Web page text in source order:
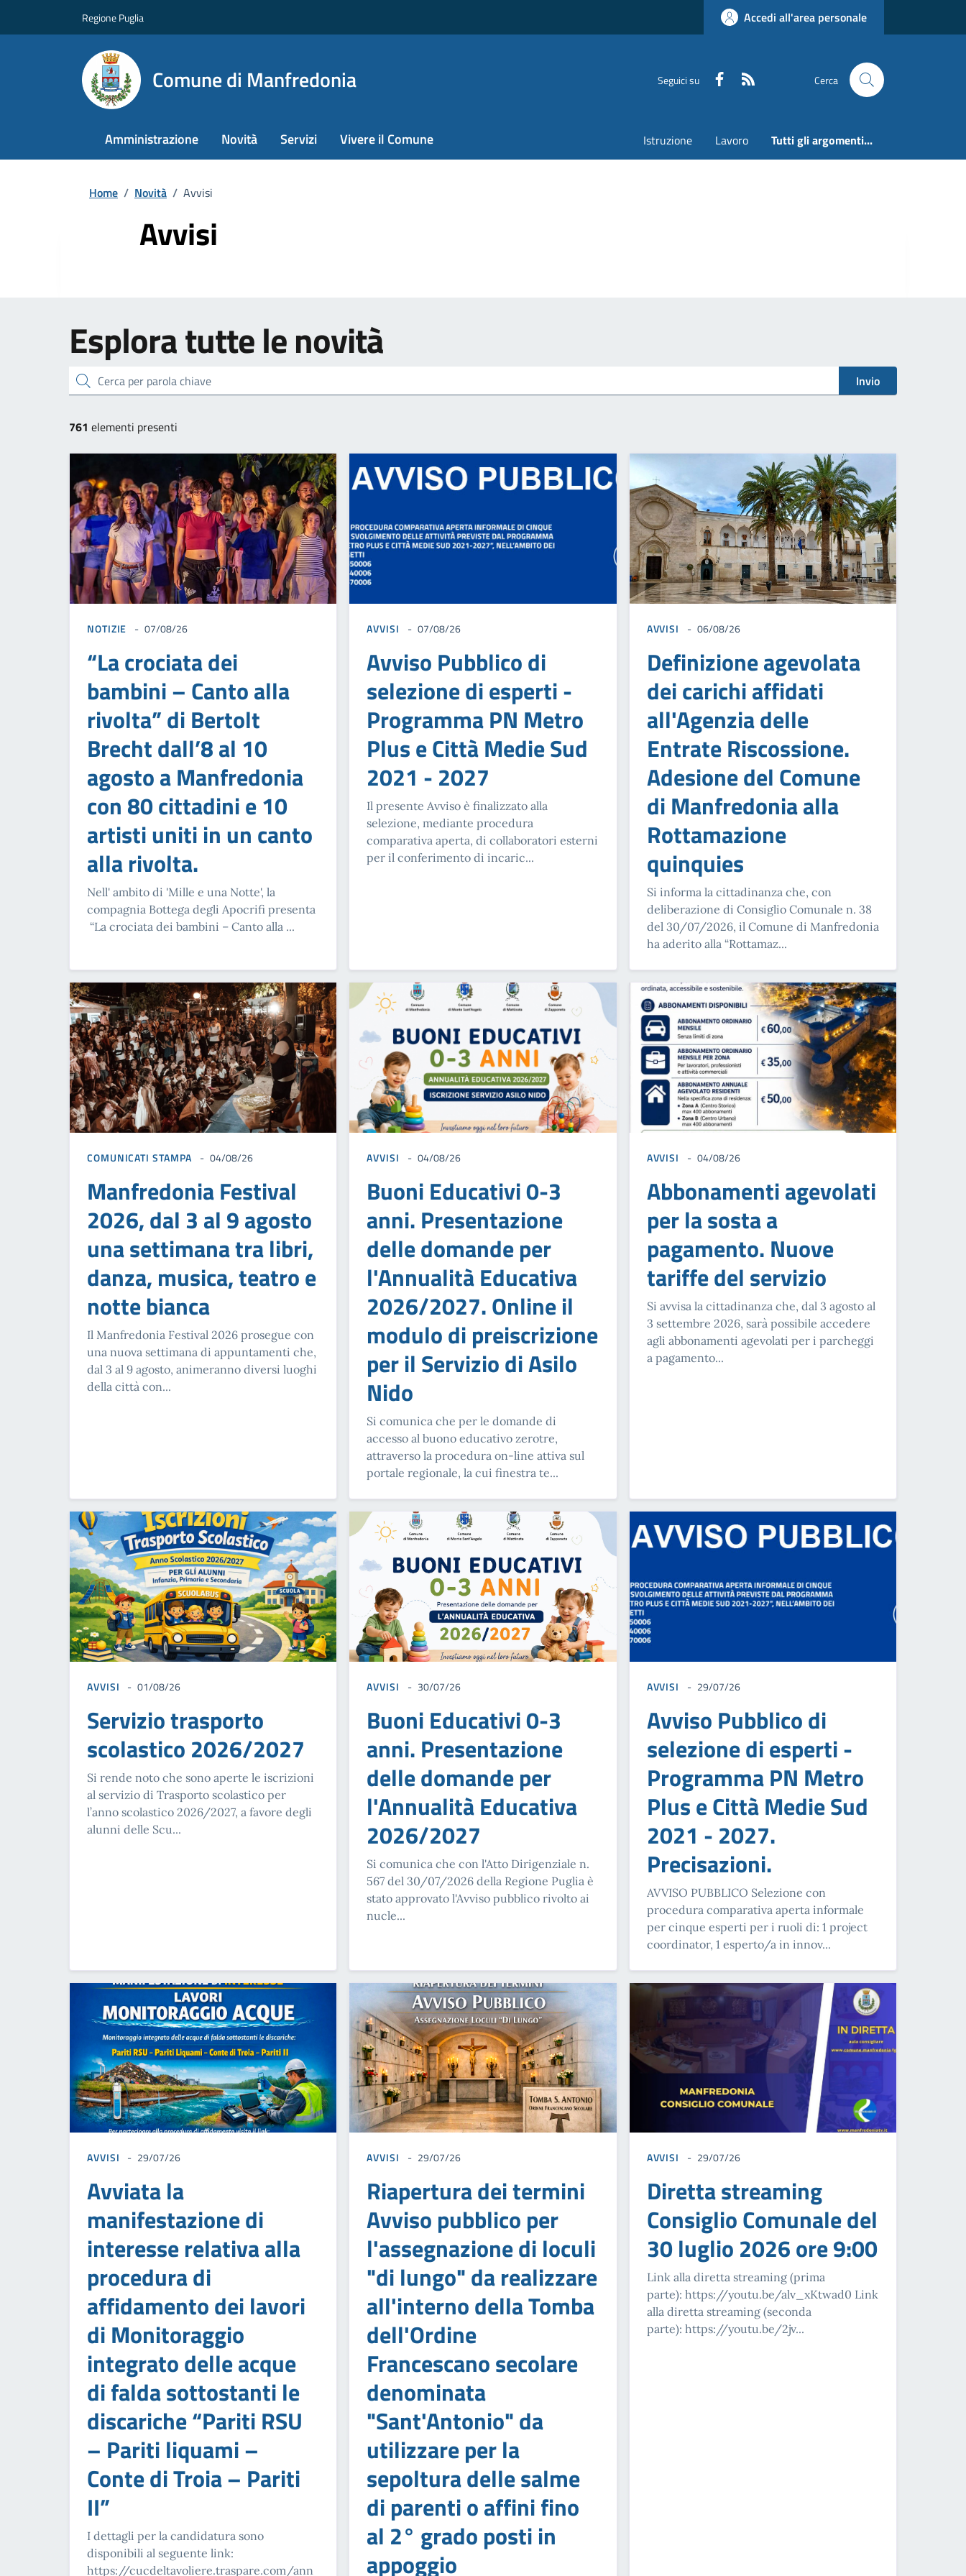
Regione Puglia Accedi all'area personale
Comune di Manfredonia Seguici su Faceboook Cerca
Amministrazione Novità Servizi Vivere il Comune Istruzione Lavoro Tutti gli argomenti...
Home / Novità / Avvisi
Avvisi
Esplora tutte le novità
cerca Invio
761 elementi presenti
NOTIZIE 07/08/26
“La crociata dei
bambini – Canto alla
rivolta” di Bertolt
Brecht dall’8 al 10
agosto a Manfredonia
con 80 cittadini e 10
artisti uniti in un canto
alla rivolta.
Nell' ambito di 'Mille e una Notte', la
compagnia Bottega degli Apocrifi presenta
“La crociata dei bambini – Canto alla ...
AVVISI 07/08/26
Avviso Pubblico di
selezione di esperti -
Programma PN Metro
Plus e Città Medie Sud
2021 - 2027
Il presente Avviso è finalizzato alla
selezione, mediante procedura
comparativa aperta, di collaboratori esterni
per il conferimento di incaric...
AVVISI 06/08/26
Definizione agevolata
dei carichi affidati
all'Agenzia delle
Entrate Riscossione.
Adesione del Comune
di Manfredonia alla
Rottamazione
quinquies
Si informa la cittadinanza che, con
deliberazione di Consiglio Comunale n. 38
del 30/07/2026, il Comune di Manfredonia
ha aderito alla “Rottamaz...
COMUNICATI STAMPA 04/08/26
Manfredonia Festival
2026, dal 3 al 9 agosto
una settimana tra libri,
danza, musica, teatro e
notte bianca
Il Manfredonia Festival 2026 prosegue con
una nuova settimana di appuntamenti che,
dal 3 al 9 agosto, animeranno diversi luoghi
della città con...
AVVISI 04/08/26
Buoni Educativi 0-3
anni. Presentazione
delle domande per
l'Annualità Educativa
2026/2027. Online il
modulo di preiscrizione
per il Servizio di Asilo
Nido
Si comunica che per le domande di
accesso al buono educativo zerotre,
attraverso la procedura on-line attiva sul
portale regionale, la cui finestra te...
AVVISI 04/08/26
Abbonamenti agevolati
per la sosta a
pagamento. Nuove
tariffe del servizio
Si avvisa la cittadinanza che, dal 3 agosto al
3 settembre 2026, sarà possibile accedere
agli abbonamenti agevolati per i parcheggi
a pagamento...
AVVISI 01/08/26
Servizio trasporto
scolastico 2026/2027
Si rende noto che sono aperte le iscrizioni
al servizio di Trasporto scolastico per
l’anno scolastico 2026/2027, a favore degli
alunni delle Scu...
AVVISI 30/07/26
Buoni Educativi 0-3
anni. Presentazione
delle domande per
l'Annualità Educativa
2026/2027
Si comunica che con l'Atto Dirigenziale n.
567 del 30/07/2026 della Regione Puglia è
stato approvato l'Avviso pubblico rivolto ai
nucle...
AVVISI 29/07/26
Avviso Pubblico di
selezione di esperti -
Programma PN Metro
Plus e Città Medie Sud
2021 - 2027.
Precisazioni.
AVVISO PUBBLICO Selezione con
procedura comparativa aperta informale
per cinque esperti per i ruoli di: 1 project
coordinator, 1 esperto/a in innov...
AVVISI 29/07/26
Avviata la
manifestazione di
interesse relativa alla
procedura di
affidamento dei lavori
di Monitoraggio
integrato delle acque
di falda sottostanti le
discariche “Pariti RSU
– Pariti liquami –
Conte di Troia – Pariti
II”
I dettagli per la candidatura sono
disponibili al seguente link:
https://cucdeltavoliere.traspare.com/ann
AVVISI 29/07/26
Riapertura dei termini
Avviso pubblico per
l'assegnazione di loculi
"di lungo" da realizzare
all'interno della Tomba
dell'Ordine
Francescano secolare
denominata
"Sant'Antonio" da
utilizzare per la
sepoltura delle salme
di parenti o affini fino
al 2° grado posti in
appoggio
AVVISI 29/07/26
Diretta streaming
Consiglio Comunale del
30 luglio 2026 ore 9:00
Link alla diretta streaming (prima
parte): https://youtu.be/alv_xKtwad0 Link
alla diretta streaming (seconda
parte): https://youtu.be/2jv...